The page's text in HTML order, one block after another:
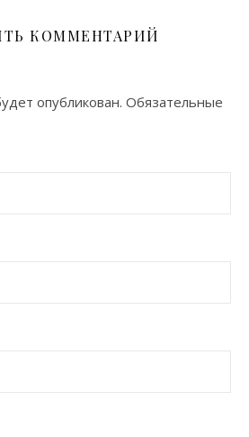
КОММЕНТАРИЙ
опубликован. Обязательные